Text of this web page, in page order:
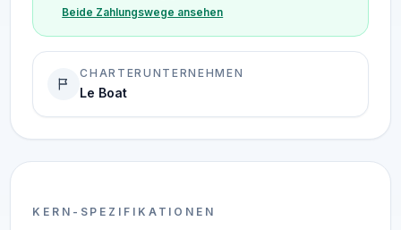
KERN-SPEZIFIKATIONEN
Beide Zahlungswege ansehen
CHARTERUNTERNEHMEN
Le Boat